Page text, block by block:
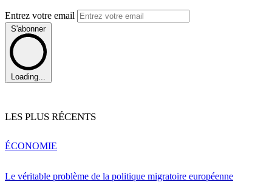
Entrez votre email
S'abonner
Loading...
LES PLUS RÉCENTS
Le véritable problème de la politique migratoire européenne
ÉCONOMIE